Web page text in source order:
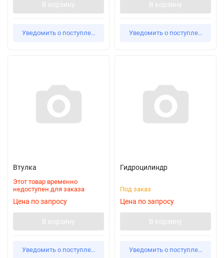
В корзину
Уведомить о поступлении
В корзину
Уведомить о поступлении
Втулка
Этот товар временно
недоступен для заказа
Цена по запросу
В корзину
Уведомить о поступлении
Гидроцилиндр
Под заказ
Цена по запросу
В корзину
Уведомить о поступлении